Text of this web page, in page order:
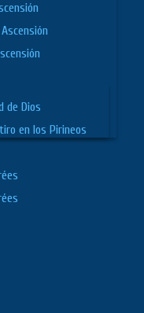
de Dios
en los Pirineos